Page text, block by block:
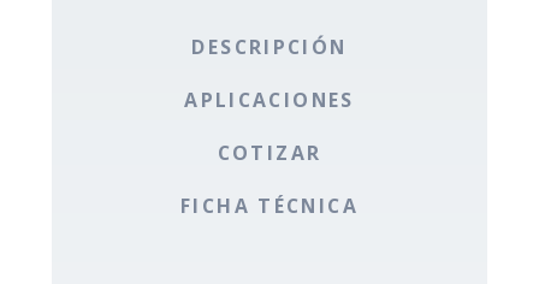
DESCRIPCIÓN
APLICACIONES
COTIZAR
FICHA TÉCNICA